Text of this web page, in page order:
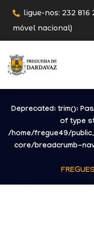
ligue-nos: 232 816
móvel nacional)
Deprecated: trim():
of type
/home/fregue49/
core/breadcrumb-